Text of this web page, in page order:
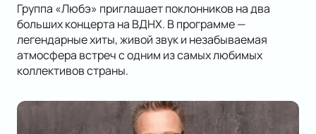
Группа «Любэ» приглашает поклонников на два
больших концерта на ВДНХ. В программе —
легендарные хиты, живой звук и незабываемая
атмосфера встреч с одним из самых любимых
коллективов страны.